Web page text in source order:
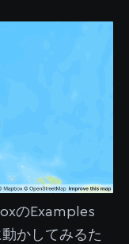
のExamples
かしてみるた